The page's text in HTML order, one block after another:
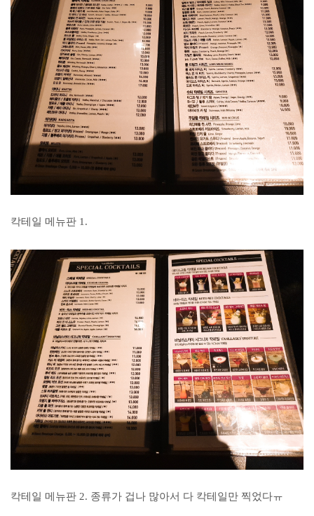
칵테일 메뉴판 1.
칵테일 메뉴판 2. 종류가 겁나 많아서 다 칵테일만 찍었다ㅠ